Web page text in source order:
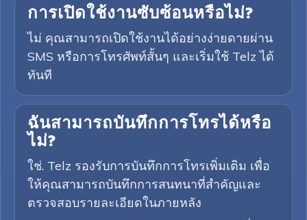
การเปิดใช้งานซับซ้อนหรือไม่?
ไม่ คุณสามารถเปิดใช้งานได้อย่างง่ายดายผ่าน
SMS หรือการโทรศัพท์สั้นๆ และเริ่มใช้ Telz ได้
ทันที
ฉันสามารถบันทึกการโทรได้หรือ
ไม่?
ใช่. Telz รองรับการบันทึกการโทรเพิ่มเติม เพื่อ
ให้คุณสามารถบันทึกการสนทนาที่สำคัญและ
ตรวจสอบรายละเอียดในภายหลัง